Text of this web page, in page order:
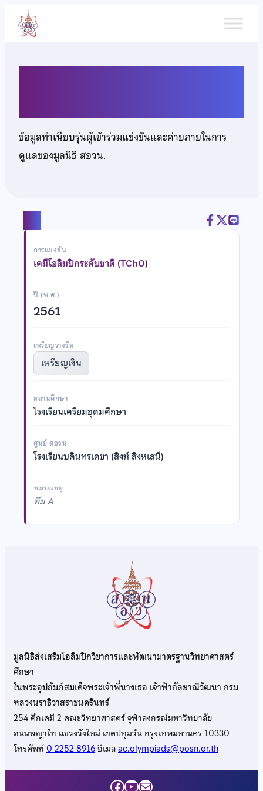
เนื้อหา
ข้อมูลทำเนียบรุ่นผู้เข้าร่วมแข่งขันและค่ายภายในการ
ดูแลของมูลนิธิ สอวน.
การแข่งขัน
เคมีโอลิมปิกระดับชาติ (TChO)
ปี (พ.ศ.)
2561
เหรียญรางวัล
เหรียญเงิน
สถานศึกษา
โรงเรียนเตรียมอุดมศึกษา
ศูนย์ สอวน.
โรงเรียนบดินทรเดชา (สิงห์ สิงหเสนี)
หมายเหตุ
ทีม A
มูลนิธิส่งเสริมโอลิมปิกวิชาการและพัฒนามาตรฐานวิทยาศาสตร์
ศึกษา
ในพระอุปถัมภ์สมเด็จพระเจ้าพี่นางเธอ เจ้าฟ้ากัลยาณิวัฒนา กรม
หลวงนราธิวาสราชนครินทร์
254 ตึกเคมี 2 คณะวิทยาศาสตร์ จุฬาลงกรณ์มหาวิทยาลัย
ถนนพญาไท แขวงวังใหม่ เขตปทุมวัน กรุงเทพมหานคร 10330
โทรศัพท์0 2252 8916อีเมลac.olympiads@posn.or.th
Facebook
YouTube
Mail